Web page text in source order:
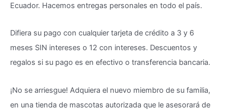
Ecuador. Hacemos entregas personales en todo el país.
Difiera su pago con cualquier tarjeta de crédito a 3 y 6
meses SIN intereses o 12 con intereses. Descuentos y
regalos si su pago es en efectivo o transferencia bancaria.
¡No se arriesgue! Adquiera el nuevo miembro de su familia,
en una tienda de mascotas autorizada que le asesorará de